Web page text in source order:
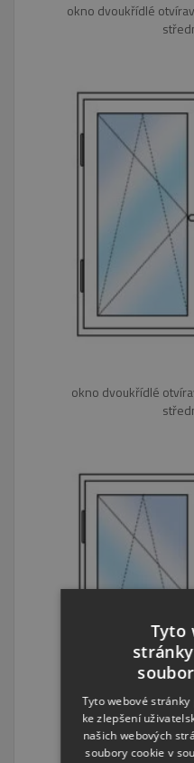
okno dvoukřídlé
okno dvoukřídlé
Tyto
Tyto webové
ke zlepšení
našich webových
soubory cookie v